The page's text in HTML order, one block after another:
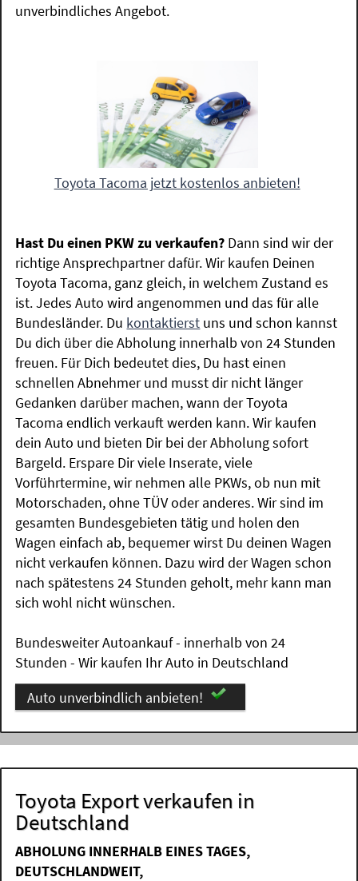
unverbindliches Angebot.
Toyota Tacoma jetzt kostenlos anbieten!
Hast Du einen PKW zu verkaufen? Dann sind wir der
richtige Ansprechpartner dafür. Wir kaufen Deinen
Toyota Tacoma, ganz gleich, in welchem Zustand es
ist. Jedes Auto wird angenommen und das für alle
Bundesländer. Du kontaktierst uns und schon kannst
Du dich über die Abholung innerhalb von 24 Stunden
freuen. Für Dich bedeutet dies, Du hast einen
schnellen Abnehmer und musst dir nicht länger
Gedanken darüber machen, wann der Toyota
Tacoma endlich verkauft werden kann. Wir kaufen
dein Auto und bieten Dir bei der Abholung sofort
Bargeld. Erspare Dir viele Inserate, viele
Vorführtermine, wir nehmen alle PKWs, ob nun mit
Motorschaden, ohne TÜV oder anderes. Wir sind im
gesamten Bundesgebieten tätig und holen den
Wagen einfach ab, bequemer wirst Du deinen Wagen
nicht verkaufen können. Dazu wird der Wagen schon
nach spätestens 24 Stunden geholt, mehr kann man
sich wohl nicht wünschen.
Bundesweiter Autoankauf - innerhalb von 24
Stunden - Wir kaufen Ihr Auto in Deutschland
Auto unverbindlich anbieten!
Toyota Export verkaufen in
Deutschland
ABHOLUNG INNERHALB EINES TAGES,
DEUTSCHLANDWEIT,